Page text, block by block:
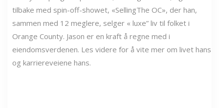
tilbake med spin-off-showet, «SellingThe OC», der han,
sammen med 12 meglere, selger « luxe” liv til folket i
Orange County. Jason er en kraft å regne med i
eiendomsverdenen. Les videre for å vite mer om livet hans
og karriereveiene hans.